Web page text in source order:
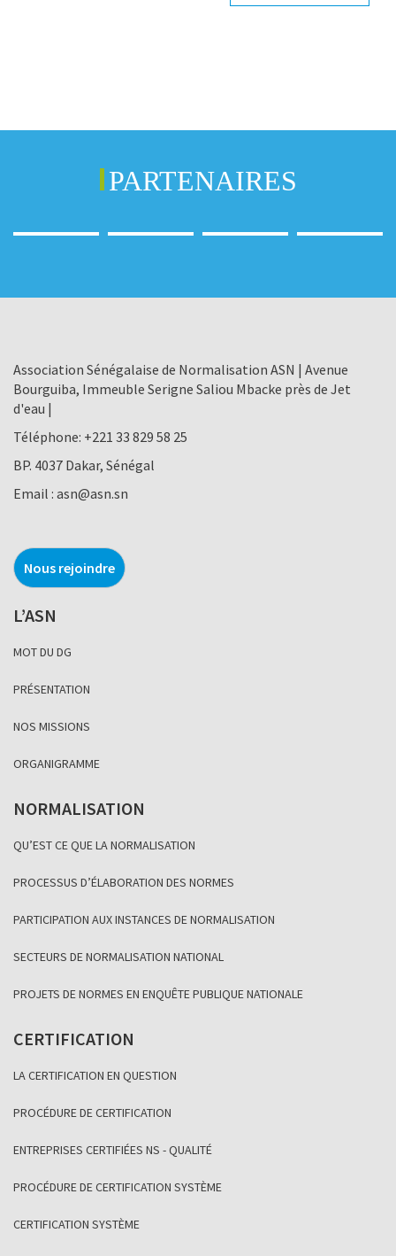
PARTENAIRES
Association Sénégalaise de Normalisation ASN | Avenue
Bourguiba, Immeuble Serigne Saliou Mbacke près de Jet
d'eau |
Téléphone: +221 33 829 58 25
BP. 4037 Dakar, Sénégal
Email : asn@asn.sn
Nous rejoindre
L’ASN
MOT DU DG
PRÉSENTATION
NOS MISSIONS
ORGANIGRAMME
NORMALISATION
QU’EST CE QUE LA NORMALISATION
PROCESSUS D’ÉLABORATION DES NORMES
PARTICIPATION AUX INSTANCES DE NORMALISATION
SECTEURS DE NORMALISATION NATIONAL
PROJETS DE NORMES EN ENQUÊTE PUBLIQUE NATIONALE
CERTIFICATION
LA CERTIFICATION EN QUESTION
PROCÉDURE DE CERTIFICATION
ENTREPRISES CERTIFIÉES NS - QUALITÉ
PROCÉDURE DE CERTIFICATION SYSTÈME
CERTIFICATION SYSTÈME